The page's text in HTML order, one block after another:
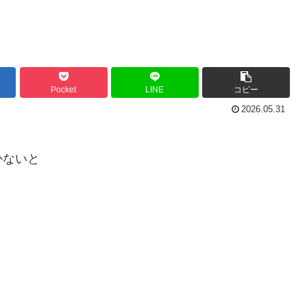
Pocket LINE コピー
2026.05.31
いと